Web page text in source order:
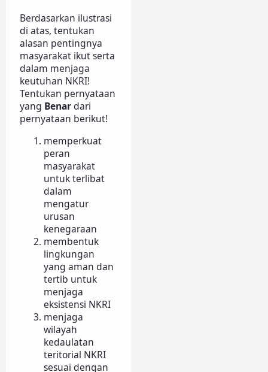
Berdasarkan ilustrasi
di atas, tentukan
alasan pentingnya
masyarakat ikut serta
dalam menjaga
keutuhan NKRI!
Tentukan pernyataan
yang Benardari
pernyataan berikut!
memperkuat
peran
masyarakat
untuk terlibat
dalam
mengatur
urusan
kenegaraan
membentuk
lingkungan
yang aman dan
tertib untuk
menjaga
eksistensi NKRI
menjaga
wilayah
kedaulatan
teritorial NKRI
sesuai dengan